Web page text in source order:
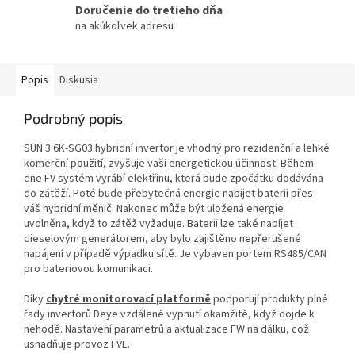
Doručenie do tretieho dňa
na akúkoľvek adresu
Popis Diskusia
Podrobný popis
SUN 3.6K-SG03 hybridní invertor je vhodný pro rezidenční a lehké
komerční použití, zvyšuje vaši energetickou účinnost. Během
dne FV systém vyrábí elektřinu, která bude zpočátku dodávána
do zátěží. Poté bude přebytečná energie nabíjet baterii přes
váš hybridní měnič. Nakonec může být uložená energie
uvolněna, když to zátěž vyžaduje. Baterii lze také nabíjet
dieselovým generátorem, aby bylo zajištěno nepřerušené
napájení v případě výpadku sítě. Je vybaven portem RS485/CAN
pro bateriovou komunikaci.
Díkychytré monitorovací platforměpodporují produkty plné
řady invertorů Deye vzdálené vypnutí okamžitě, když dojde k
nehodě. Nastavení parametrů a aktualizace FW na dálku, což
usnadňuje provoz FVE.